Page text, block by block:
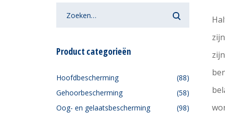
Product categorieën
Hoofdbescherming
(88)
Gehoorbescherming
(58)
Oog- en gelaatsbescherming
(98)